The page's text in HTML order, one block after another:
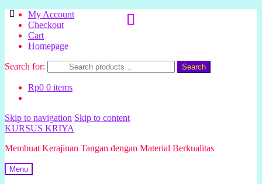
My Account
Checkout
Cart
Homepage
Search for: Search
Rp0 0 items
Skip to navigation Skip to content
KURSUS KRIYA
Membuat Kerajinan Tangan dengan Material Berkualitas
Menu